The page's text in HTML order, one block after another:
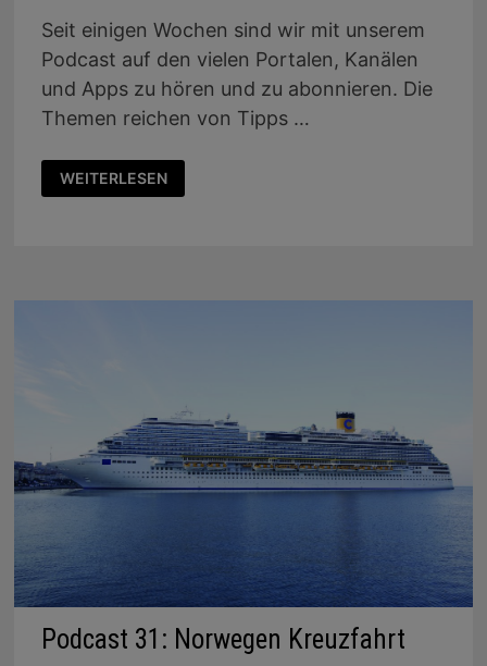
Seit einigen Wochen sind wir mit unserem
Podcast auf den vielen Portalen, Kanälen
und Apps zu hören und zu abonnieren. Die
Themen reichen von Tipps …
PODCAST:
HÖRBAR
AUF
WEITERLESEN
Podcast 31: Norwegen Kreuzfahrt